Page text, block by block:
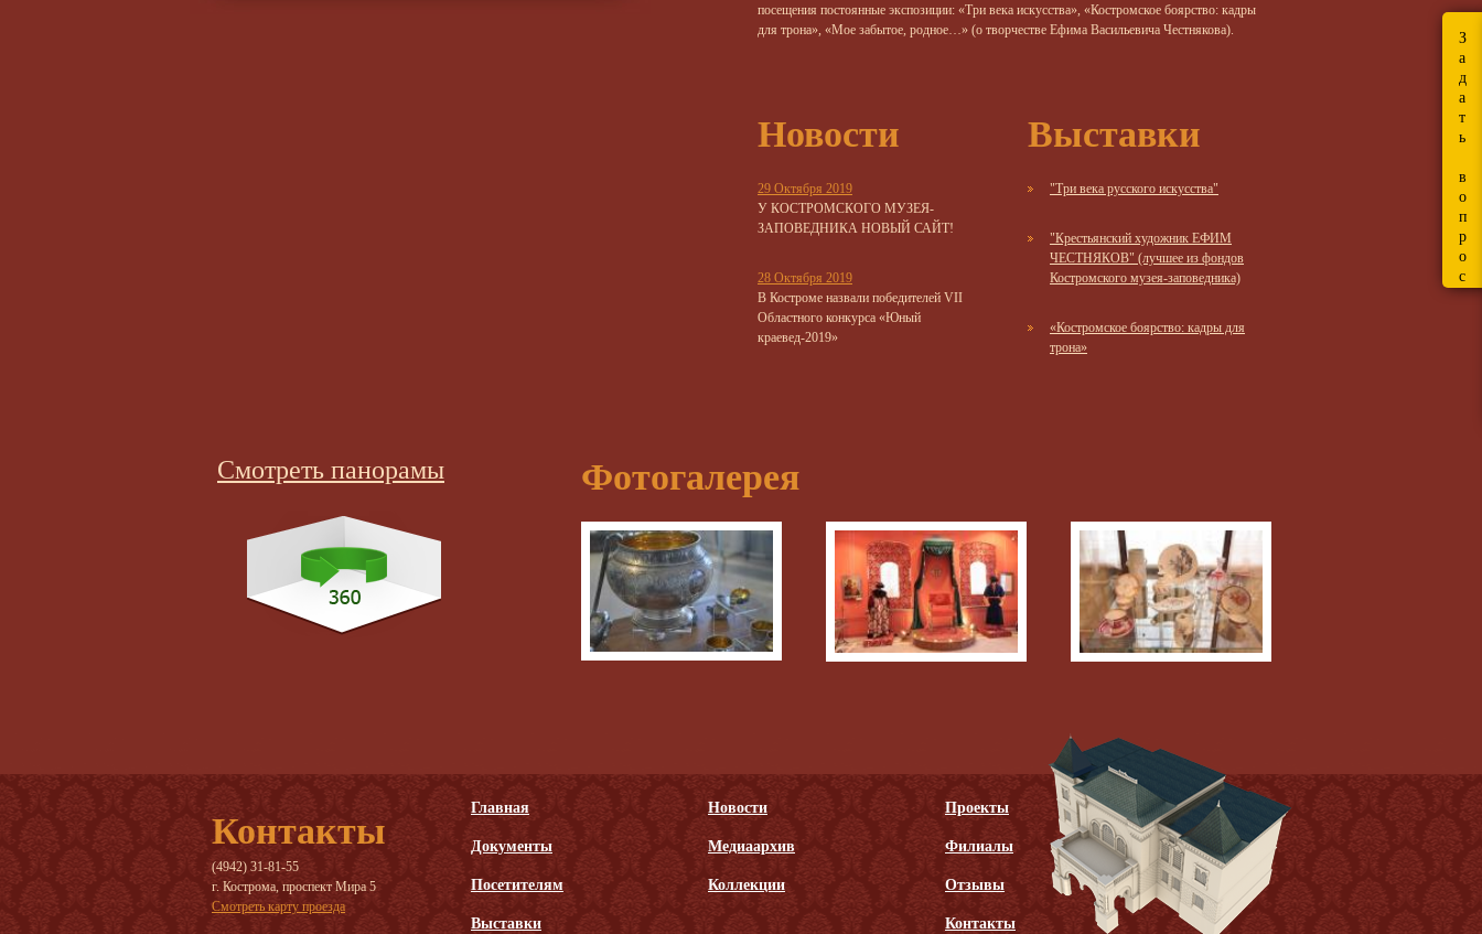
З
а
д
а
т
ь
в
о
п
р
о
с
посещения постоянные экспозиции: «Три века искусства», «Костромское боярство: кадры
для трона», «Мое забытое, родное…» (о творчестве Ефима Васильевича Честнякова).
Новости
29 Октября 2019
У КОСТРОМСКОГО МУЗЕЯ-
ЗАПОВЕДНИКА НОВЫЙ САЙТ!
28 Октября 2019
В Костроме назвали победителей VII
Областного конкурса «Юный
краевед-2019»
Выставки
"Три века русского искусства"
"Крестьянский художник ЕФИМ
ЧЕСТНЯКОВ" (лучшее из фондов
Костромского музея-заповедника)
«Костромское боярство: кадры для
трона»
Смотреть панорамы Фотогалерея
Контакты
(4942) 31-81-55
г. Кострома, проспект Мира 5
Смотреть карту проезда
Главная
Документы
Посетителям
Выставки
Новости
Медиаархив
Коллекции
Проекты
Филиалы
Отзывы
Контакты